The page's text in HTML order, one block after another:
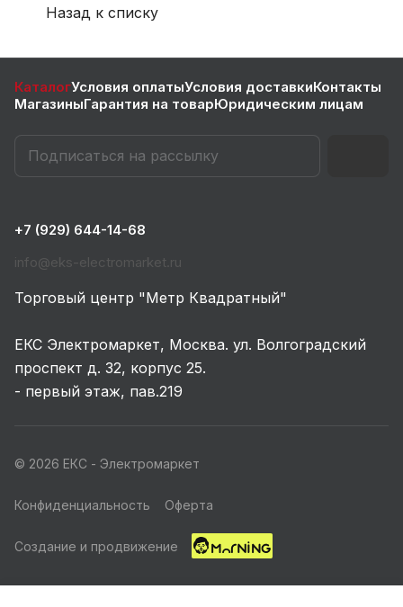
Назад к списку
КаталогУсловия оплатыУсловия доставкиКонтакты
МагазиныГарантия на товарЮридическим лицам
+7 (929) 644-14-68
info@eks-electromarket.ru
Торговый центр "Метр Квадратный"
ЕКС Электромаркет, Москва. ул. Волгоградский
проспект д. 32, корпус 25.
- первый этаж, пав.219
© 2026 ЕКС - Электромаркет
Конфиденциальность Оферта
Создание и продвижение